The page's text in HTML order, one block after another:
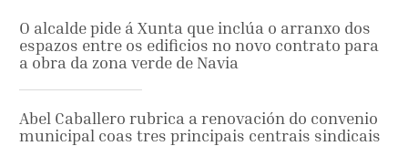
O alcalde pide á Xunta que inclúa o arranxo dos
espazos entre os edificios no novo contrato para
a obra da zona verde de Navia
Abel Caballero rubrica a renovación do convenio
municipal coas tres principais centrais sindicais